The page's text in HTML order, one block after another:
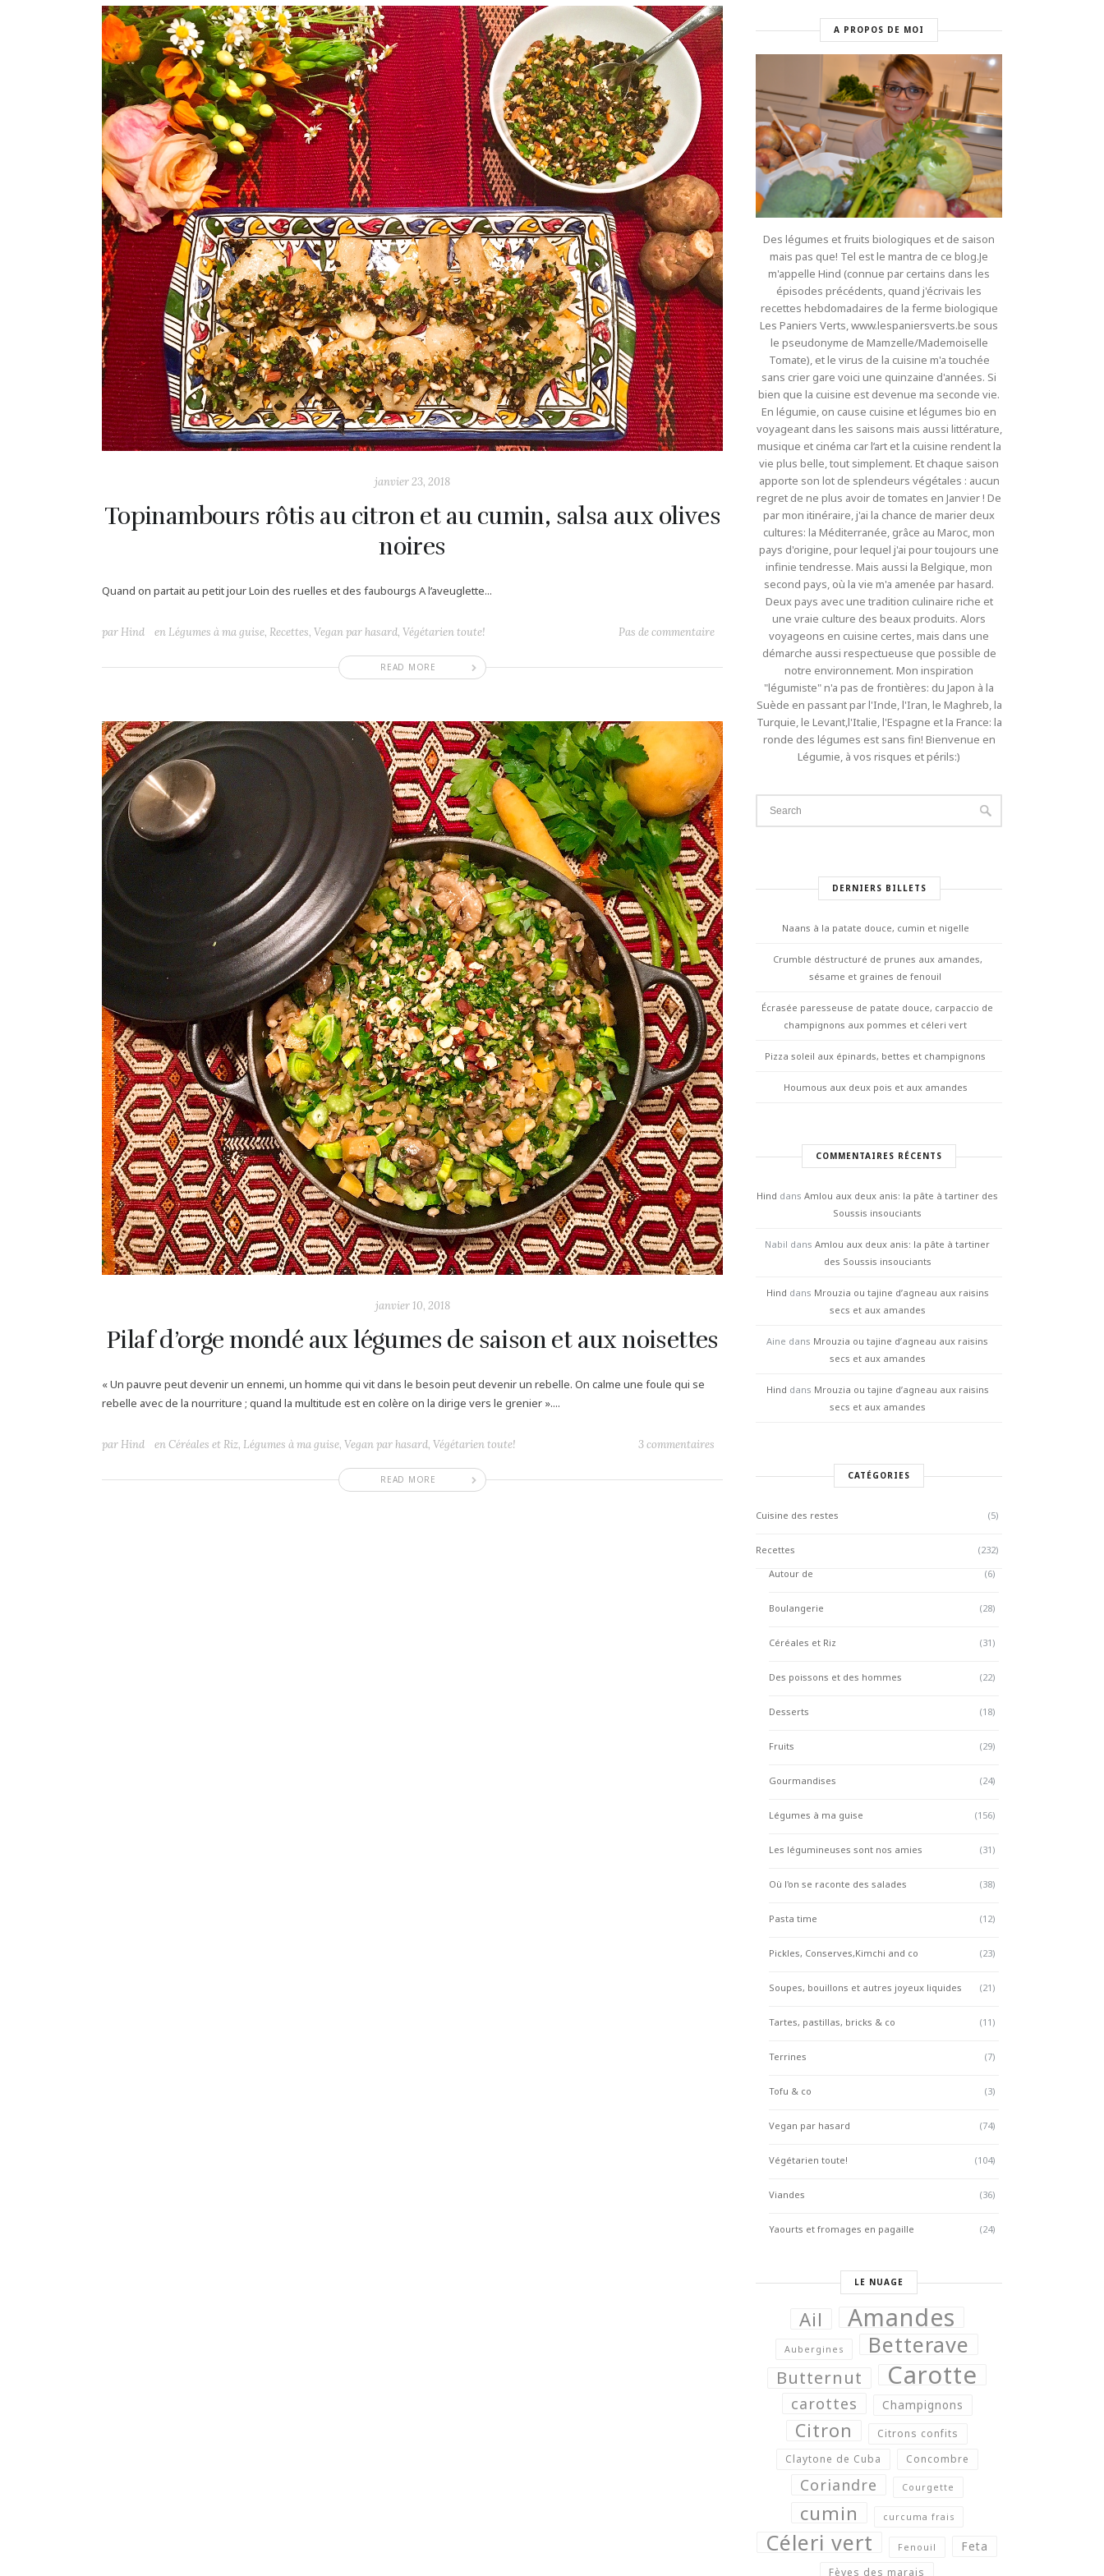
janvier 23, 2018
Topinambours rôtis au citron et au cumin, salsa aux olives
noires
Quand on partait au petit jour Loin des ruelles et des faubourgs A l’aveuglette...
READ MORE
par Hind en Légumes à ma guise, Recettes, Vegan par hasard, Végétarien toute! Pas de commentaire
janvier 10, 2018
Pilaf d’orge mondé aux légumes de saison et aux noisettes
« Un pauvre peut devenir un ennemi, un homme qui vit dans le besoin peut devenir un rebelle. On calme une foule qui se
rebelle avec de la nourriture ; quand la multitude est en colère on la dirige vers le grenier »....
READ MORE
par Hind enCéréales et Riz, Légumes à ma guise, Vegan par hasard, Végétarien toute! 3 commentaires
A PROPOS DE MOI
Des légumes et fruits biologiques et de saison
mais pas que! Tel est le mantra de ce blog.Je
m'appelle Hind (connue par certains dans les
épisodes précédents, quand j'écrivais les
recettes hebdomadaires de la ferme biologique
Les Paniers Verts, www.lespaniersverts.be sous
le pseudonyme de Mamzelle/Mademoiselle
Tomate), et le virus de la cuisine m'a touchée
sans crier gare voici une quinzaine d'années. Si
bien que la cuisine est devenue ma seconde vie.
En légumie, on cause cuisine et légumes bio en
voyageant dans les saisons mais aussi littérature,
musique et cinéma car l’art et la cuisine rendent la
vie plus belle, tout simplement. Et chaque saison
apporte son lot de splendeurs végétales : aucun
regret de ne plus avoir de tomates en Janvier ! De
par mon itinéraire, j'ai la chance de marier deux
cultures: la Méditerranée, grâce au Maroc, mon
pays d'origine, pour lequel j'ai pour toujours une
infinie tendresse. Mais aussi la Belgique, mon
second pays, où la vie m'a amenée par hasard.
Deux pays avec une tradition culinaire riche et
une vraie culture des beaux produits. Alors
voyageons en cuisine certes, mais dans une
démarche aussi respectueuse que possible de
notre environnement. Mon inspiration
"légumiste" n'a pas de frontières: du Japon à la
Suède en passant par l'Inde, l'Iran, le Maghreb, la
Turquie, le Levant,l'Italie, l'Espagne et la France: la
ronde des légumes est sans fin! Bienvenue en
Légumie, à vos risques et périls:)
DERNIERS BILLETS
Naans à la patate douce, cumin et nigelle
Crumble déstructuré de prunes aux amandes,
sésame et graines de fenouil
Écrasée paresseuse de patate douce, carpaccio de
champignons aux pommes et céleri vert
Pizza soleil aux épinards, bettes et champignons
Houmous aux deux pois et aux amandes
COMMENTAIRES RÉCENTS
Hind dans Amlou aux deux anis: la pâte à tartiner des
Soussis insouciants
Nabil dans Amlou aux deux anis: la pâte à tartiner
des Soussis insouciants
Hind dans Mrouzia ou tajine d’agneau aux raisins
secs et aux amandes
Aine dans Mrouzia ou tajine d’agneau aux raisins
secs et aux amandes
Hind dans Mrouzia ou tajine d’agneau aux raisins
secs et aux amandes
CATÉGORIES
Cuisine des restes (5)
Recettes
(232)
Autour de
(6)
Boulangerie (28)
Céréales et Riz (31)
Des poissons et des hommes (22)
Desserts (18)
Fruits (29)
Gourmandises (24)
Légumes à ma guise (156)
Les légumineuses sont nos amies (31)
Où l'on se raconte des salades (38)
Pasta time (12)
Pickles, Conserves,Kimchi and co (23)
Soupes, bouillons et autres joyeux liquides (21)
Tartes, pastillas, bricks & co (11)
Terrines (7)
Tofu & co (3)
Vegan par hasard (74)
Végétarien toute! (104)
Viandes (36)
Yaourts et fromages en pagaille (24)
LE NUAGE
Ail Amandes
Aubergines Betterave
Butternut Carotte
carottes Champignons
Citron
Citrons confits
Claytone de Cuba
Concombre
Coriandre Courgette
cumin curcuma frais
Céleri vert Fenouil Feta
Fèves des marais